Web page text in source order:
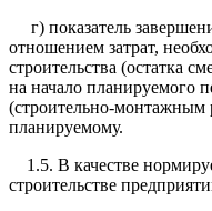
г) показатель
отношением затрат,
строительства (остатка
на начало планируемого
(строительно-монтажным
планируемому.
1.5. В качестве
строительстве